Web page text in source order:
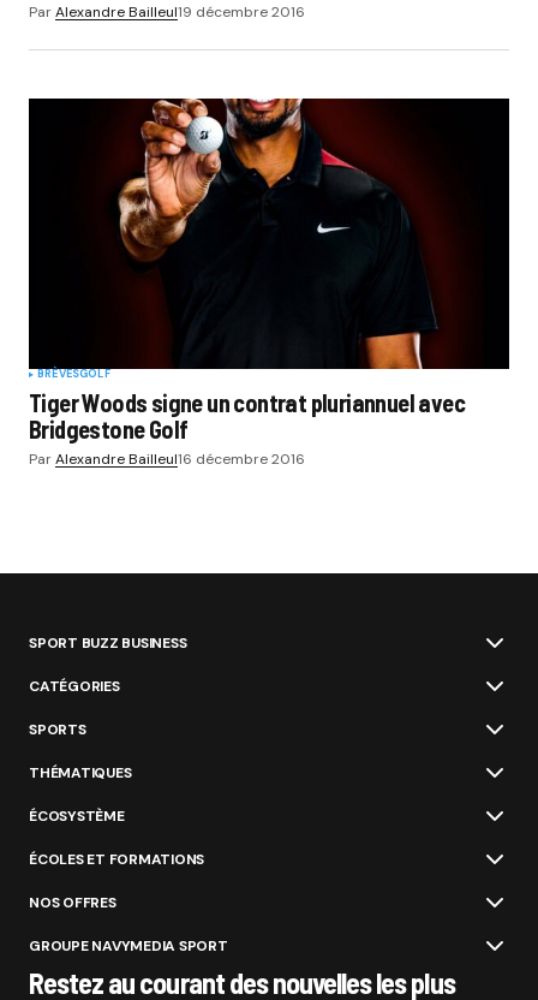
ParAlexandre Bailleul19 décembre 2016
BRÈVESGOLF
Tiger Woods signe un contrat pluriannuel avec
Bridgestone Golf
ParAlexandre Bailleul16 décembre 2016
SPORT BUZZ BUSINESS
CATÉGORIES
SPORTS
THÉMATIQUES
ÉCOSYSTÈME
ÉCOLES ET FORMATIONS
NOS OFFRES
GROUPE NAVYMEDIA SPORT
Restez au courant des nouvelles les plus